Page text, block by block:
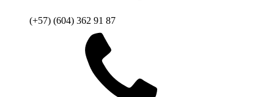
(+57) (604) 362 91 87